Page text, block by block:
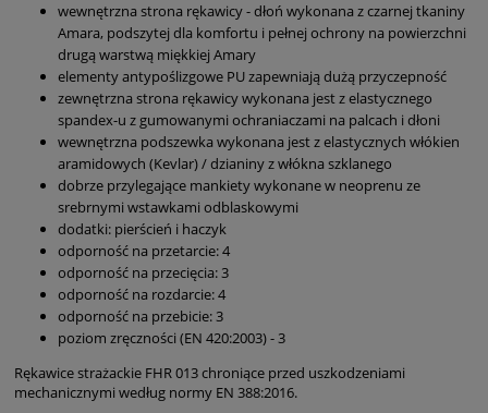
wewnętrzna strona rękawicy - dłoń wykonana z czarnej tkaniny
Amara, podszytej dla komfortu i pełnej ochrony na powierzchni
drugą warstwą miękkiej Amary
elementy antypoślizgowe PU zapewniają dużą przyczepność
zewnętrzna strona rękawicy wykonana jest z elastycznego
spandex-u z gumowanymi ochraniaczami na palcach i dłoni
wewnętrzna podszewka wykonana jest z elastycznych włókien
aramidowych (Kevlar) / dzianiny z włókna szklanego
dobrze przylegające mankiety wykonane w neoprenu ze
srebrnymi wstawkami odblaskowymi
dodatki: pierścień i haczyk
odporność na przetarcie: 4
odporność na przecięcia: 3
odporność na rozdarcie: 4
odporność na przebicie: 3
poziom zręczności (EN 420:2003) - 3
Rękawice strażackie FHR 013 chroniące przed uszkodzeniami
mechanicznymi według normy EN 388:2016.